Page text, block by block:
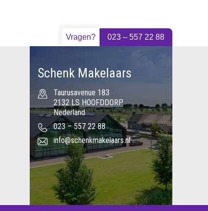
Vragen? 023 – 557 22 88
Schenk Makelaars
Taurusavenue 183
2132 LS HOOFDDORP
Nederland
023 – 557 22 88
info@schenkmakelaars.nl